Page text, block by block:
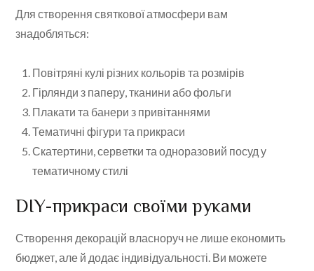
Для створення святкової атмосфери вам
знадобляться:
Повітряні кулі різних кольорів та розмірів
Гірлянди з паперу, тканини або фольги
Плакати та банери з привітаннями
Тематичні фігури та прикраси
Скатертини, серветки та одноразовий посуд у
тематичному стилі
DIY-прикраси своїми руками
Створення декорацій власноруч не лише економить
бюджет, але й додає індивідуальності. Ви можете